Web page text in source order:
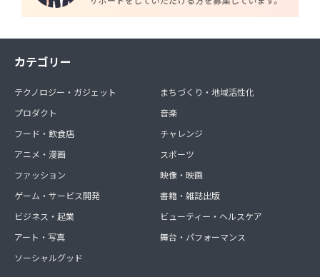
カテゴリー
テクノロジー・ガジェット
プロダクト
フード・飲食店
アニメ・漫画
ファッション
ゲーム・サービス開発
ビジネス・起業
アート・写真
ソーシャルグッド
まちづくり・地域活性化
音楽
チャレンジ
スポーツ
映像・映画
書籍・雑誌出版
ビューティー・ヘルスケア
舞台・パフォーマンス